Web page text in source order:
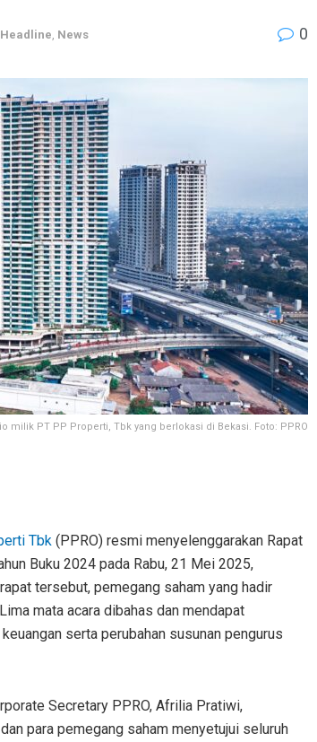
Headline News 0
milik PT PP Properti, Tbk yang berlokasi di Bekasi. Foto: PPRO
Tbk (PPRO) resmi menyelenggarakan Rapat
Buku 2024 pada Rabu, 21 Mei 2025,
tersebut, pemegang saham yang hadir
mata acara dibahas dan mendapat
serta perubahan susunan pengurus
Secretary PPRO, Afrilia Pratiwi,
para pemegang saham menyetujui seluruh